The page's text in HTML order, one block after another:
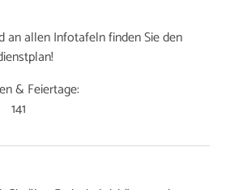
an allen Infotafeln finden Sie den
& Feiertage: